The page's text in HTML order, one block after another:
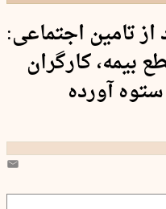
تامین اجتماعی:
بیمه، کارگران
آورده